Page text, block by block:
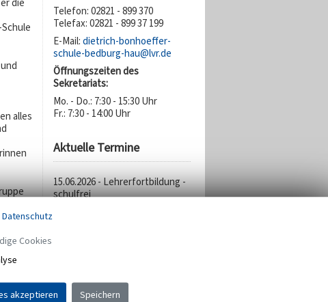
die
alles
Telefon: 02821 - 899 370
Telefax: 02821 - 899 37 199
E-Mail: dietrich-bonhoeffer-
schule-bedburg-hau@lvr.de
Öffnungszeiten des
Sekretariats:
Mo. - Do.: 7:30 - 15:30 Uhr
Fr.: 7:30 - 14:00 Uhr
Aktuelle Termine
15.06.2026 - Lehrerfortbildung -
schulfrei
zur Terminübersicht
Datenschutz
Cookies
akzeptieren Speichern